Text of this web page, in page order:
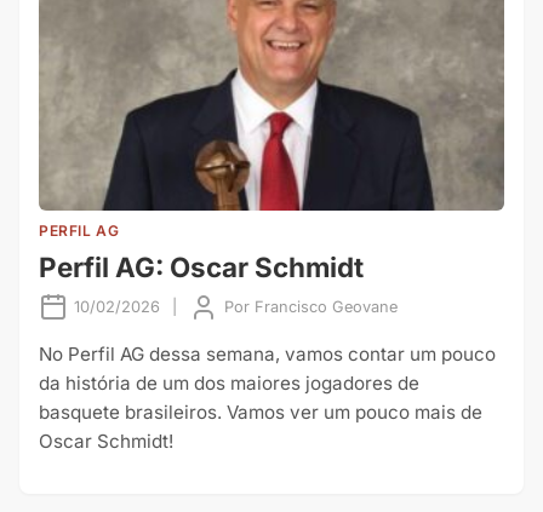
PERFIL AG
Perfil AG: Oscar Schmidt
10/02/2026 Por Francisco Geovane
No Perfil AG dessa semana, vamos contar um pouco
da história de um dos maiores jogadores de
basquete brasileiros. Vamos ver um pouco mais de
Oscar Schmidt!